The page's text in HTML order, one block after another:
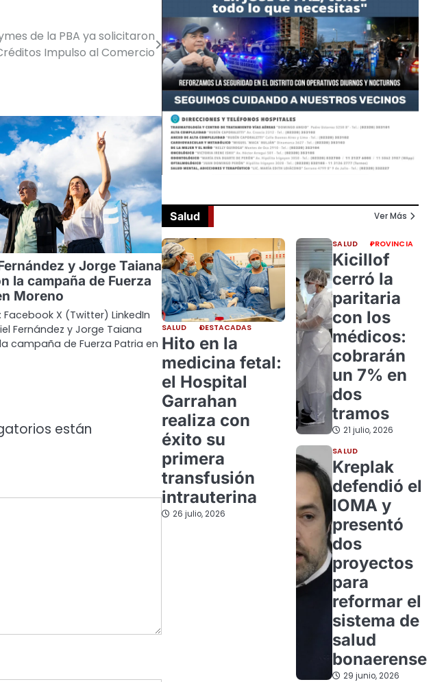
de la PBA ya solicitaron
Impulso al Comercio
y Jorge Taiana
la campaña de Fuerza
Moreno
Facebook X (Twitter) LinkedIn
Fernández y Jorge Taiana
campaña de Fuerza Patria en
están
Salud Ver Más
SALUD DESTACADAS
Hito en la
medicina fetal:
el Hospital
Garrahan
realiza con
éxito su
primera
transfusión
intrauterina
26 julio, 2026
SALUD PROVINCIA
Kicillof
cerró la
paritaria
con los
médicos:
cobrarán
un 7% en
dos
tramos
21 julio, 2026
SALUD
Kreplak
defendió el
IOMA y
presentó
dos
proyectos
para
reformar el
sistema de
salud
bonaerense
29 junio, 2026